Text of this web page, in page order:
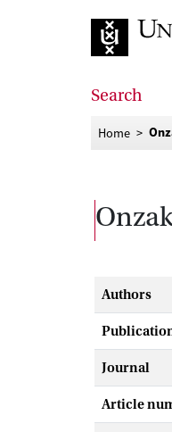
Search
Home
Authors
Journal
Article